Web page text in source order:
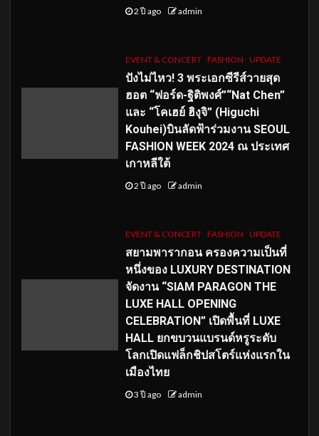
2 ปี ago admin
EVENT & CONCERT FASHION UPDATE
ปังไม่ไหว! 3 พระเอกซีรีส์วายสุด
ฮอต “ฟอร์ด-ฐิติพงศ์”“Nat Chen”
และ “โคเฮย์ ฮิงุจิ” (Higuchi
Kouhei)บินลัดฟ้าร่วมงาน SEOUL
FASHION WEEK 2024 ณ ประเทศ
เกาหลีใต้
2 ปี ago admin
EVENT & CONCERT FASHION UPDATE
สยามพารากอน ครองความเป็นที่
หนึ่งของ LUXURY DESTINATION
จัดงาน “SIAM PARAGON THE
LUXE HALL OPENING
CELEBRATION” เปิดพื้นที่ LUXE
HALL ยกขบวนแบรนด์หรูระดับ
โลกเปิดแฟล็กชิปสโตร์แห่งแรกใน
เมืองไทย
3 ปี ago admin